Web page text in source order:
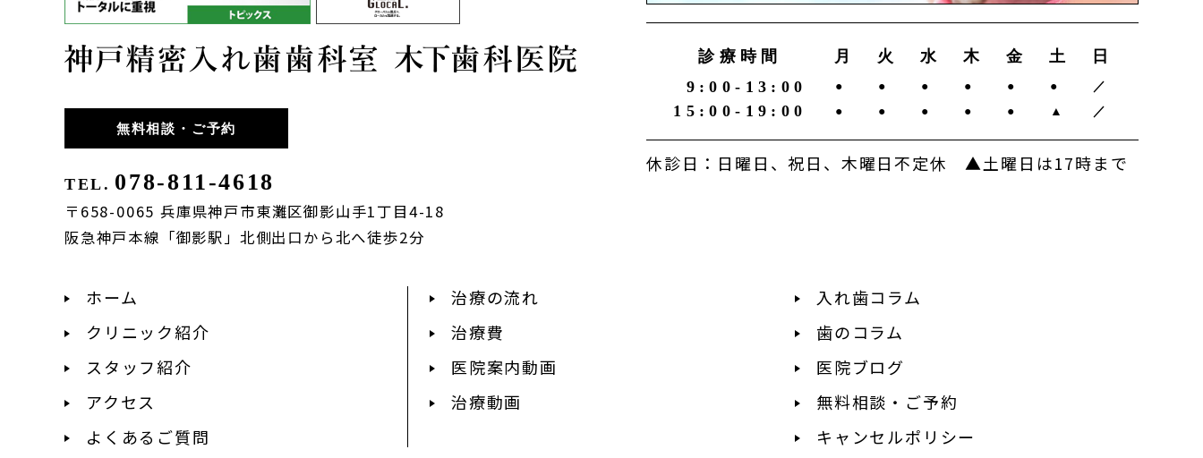
無料相談・ご予約
TEL. 078-811-4618
〒658-0065 兵庫県神戸市東灘区御影山手1丁目4-18
阪急神戸本線「御影駅」北側出口から北へ徒歩2分
診療時間 月 火 水 木 金 土
日
9:00-13:00
● ● ● ● ● ● ／
15:00-19:00 ● ● ● ● ● ▲ ／
休診日：日曜日、祝日、木曜日不定休 ▲土曜日は17時まで
ホーム
クリニック紹介
スタッフ紹介
アクセス
よくあるご質問
治療の流れ
治療費
医院案内動画
治療動画
入れ歯コラム
歯のコラム
医院ブログ
無料相談・ご予約
キャンセルポリシー